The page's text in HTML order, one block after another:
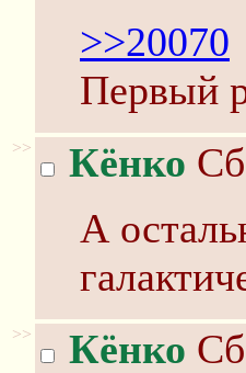
>>20070
Первый
>> Кёнко
А
>> Кёнко